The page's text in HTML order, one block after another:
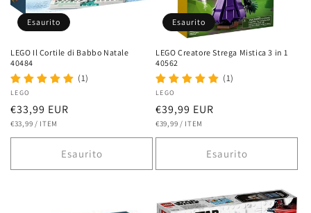
Esaurito
LEGO Il Cortile di Babbo Natale
40484
(1)
Fornitore:
LEGO
Prezzo
di
listino
€33,99 EUR
PREZZO
€33,99 / PER
ITEM
Esaurito
Esaurito
LEGO Creatore Strega Mistica 3 in 1
40562
(1)
Fornitore:
LEGO
Prezzo
di
listino
€39,99 EUR
PREZZO
€39,99 / PER
ITEM
Esaurito